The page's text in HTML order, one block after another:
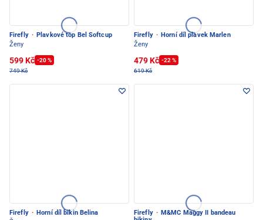
Firefly · Plavkové top Bel Softcup
Ženy
599 Kč -20 %
749 Kč
Firefly · Horní díl plavek Marlen
Ženy
479 Kč -22 %
619 Kč
Firefly · Horní díl bikin Belina
Firefly · M&MC Maggy II bandeau